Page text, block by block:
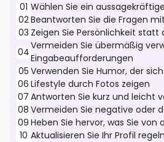
01 Wählen Sie ein
02Beantworten Sie die Fragen
03 Zeigen Sie Persönlichkeit statt
04
Vermeiden Sie übermäßig
Eingabeaufforderungen
05 Verwenden Sie Humor, der
06 Lifestyle durch Fotos zeigen
07 Antworten Sie kurz und leicht
08 Vermeiden Sie negative oder
09 Heben Sie hervor, was Sie
10 Aktualisieren Sie Ihr Profil